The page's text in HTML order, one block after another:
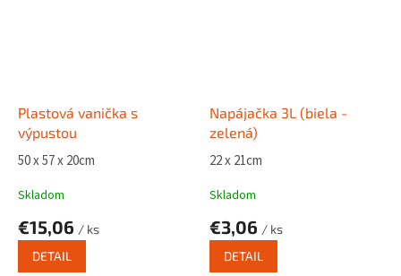
Plastová vanička s
výpustou
50 x 57 x 20cm
Skladom
€15,06 / ks
DETAIL
Napájačka 3L (biela -
zelená)
22 x 21cm
Skladom
€3,06 / ks
DETAIL